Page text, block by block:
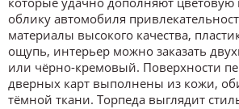
облику автомобиля
материалы высокого качества,
ощупь, интерьер можно заказать
или чёрно-кремовый. Поверхности
дверных карт выполнены из кожи,
тёмной ткани. Торпеда выглядит